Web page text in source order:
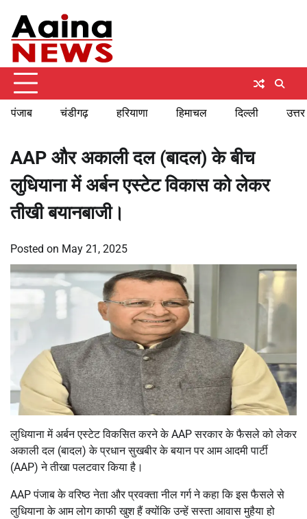
content
पंजाब चंडीगढ़ हरियाणा हिमाचल दिल्ली
AAP और अकाली दल (बादल) के बीच
लुधियाना में अर्बन एस्टेट विकास को लेकर
तीखी बयानबाजी।
Posted on May 21, 2025
लुधियाना में अर्बन एस्टेट विकसित करने के AAP सरकार के फैसले को लेकर
अकाली दल (बादल) के प्रधान सुखबीर के बयान पर आम आदमी पार्टी
(AAP) ने तीखा पलटवार किया है।
AAP पंजाब के वरिष्ठ नेता और प्रवक्ता नील गर्ग ने कहा कि इस फैसले से
लुधियाना के आम लोग काफी खुश हैं क्योंकि उन्हें सस्ता आवास मुहैया हो